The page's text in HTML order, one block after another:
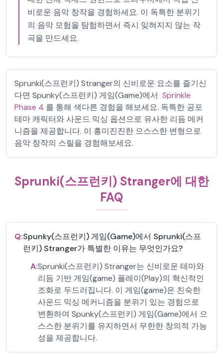
비로운 음악 창작을 경험하세요. 이 독특한 분위기
의 음악 모험을 탐험하면서 즉시 잊혀지지 않는 작
곡을 만드세요.
Sprunki(스프런키) Stranger의 신비로운 요소를 즐기신
다면 Spunky(스프런키) 게임(Game)에서 Sprinkle
Phase 4 를 통해 색다른 경험을 해보세요. 독특한 공포
테마 캐릭터와 사운드 믹싱 옵션으로 유사한 리듬 메커
니즘을 제공합니다. 이 흥미진진한 으스스한 변형으로
음악 창작의 스릴을 경험해보세요.
Sprunki(스프런키) Stranger에 대한
FAQ
Q:Spunky(스프런키) 게임(Game)에서 Sprunki(스프
런키) Stranger가 특별한 이유는 무엇인가요?
A:Sprunki(스프런키) Stranger는 신비로운 테마와
리듬 기반 게임(game) 플레이(Play)의 혁신적인
조화로 두드러집니다. 이 게임(game)은 친숙한
사운드 믹싱 메커니즘을 분위기 있는 경험으로
변환하여 Spunky(스프런키) 게임(Game)에서 으
스스한 분위기를 유지하면서 무한한 창의적 가능
성을 제공합니다.